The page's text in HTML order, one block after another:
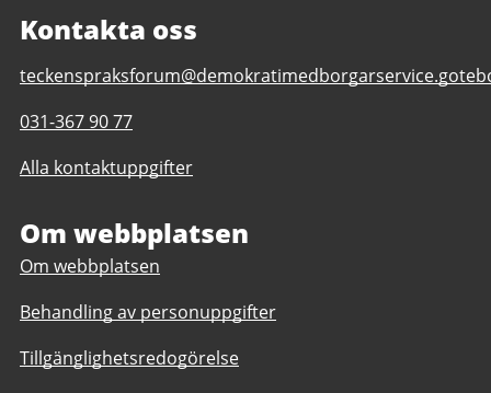
Kontakta oss
E-
till
Teckenspråksforum
Telefonnummer
Teckenspråksforum
031-367 90 77
Alla kontaktuppgifter
Om webbplatsen
Om webbplatsen
Behandling av personuppgifter
Tillgänglighetsredogörelse